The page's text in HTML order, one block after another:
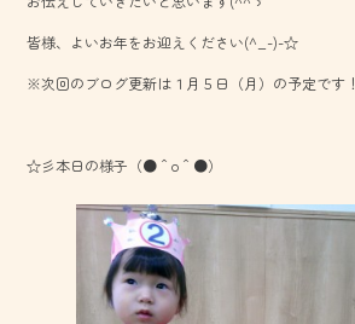
皆様、よいお年をお迎えください(^_-)-☆
※次回のブログ更新は１月５日（月）の予定です！
☆彡本日の様子（●＾o＾●）